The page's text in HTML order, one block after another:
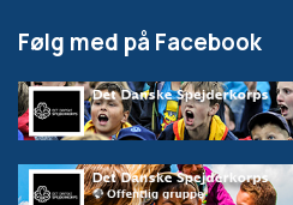
Følg med på Facebook